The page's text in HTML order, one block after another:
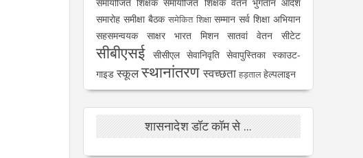
समारोह समीक्षा बैठक समेकित शिक्षा सम्मान सर्व शिक्षा अभियान
सहसमन्वयक
साक्षर भारत मिशन सातवां वेतन सीटेट
सीबीएसई सीसीएल सेवानिवृति सेवापुस्तिका स्काउट-
गाइड स्कूलस्थानांतरण स्वच्छता हड़तालहेल्पलाइन
शासनादेश डॉट कॉम से ...